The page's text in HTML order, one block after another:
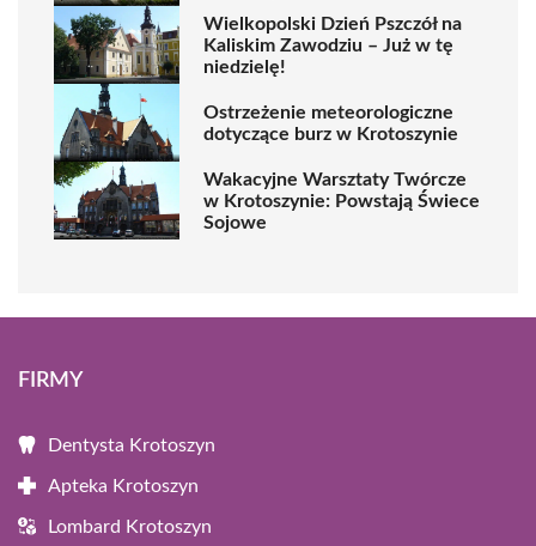
Wielkopolski Dzień Pszczół na
Kaliskim Zawodziu – Już w tę
niedzielę!
Ostrzeżenie meteorologiczne
dotyczące burz w Krotoszynie
Wakacyjne Warsztaty Twórcze
w Krotoszynie: Powstają Świece
Sojowe
FIRMY
Dentysta Krotoszyn
Apteka Krotoszyn
Lombard Krotoszyn